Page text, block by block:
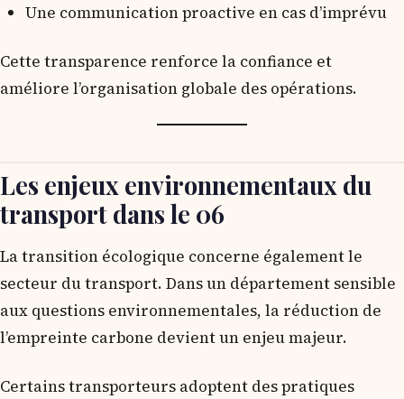
Une communication proactive en cas d’imprévu
Cette transparence renforce la confiance et
améliore l’organisation globale des opérations.
Les enjeux environnementaux du
transport dans le 06
La transition écologique concerne également le
secteur du transport. Dans un département sensible
aux questions environnementales, la réduction de
l’empreinte carbone devient un enjeu majeur.
Certains transporteurs adoptent des pratiques